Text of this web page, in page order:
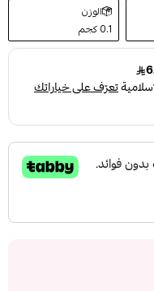
الوزن
0.1 كجم